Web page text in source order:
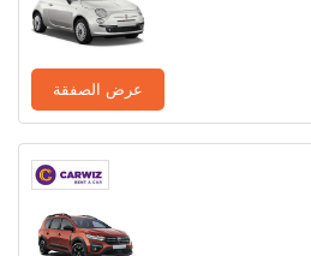
عرض الصفقة